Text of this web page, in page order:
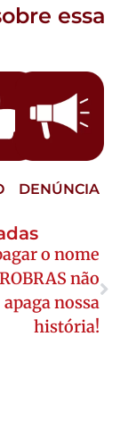
essa
DENÚNCIA
o nome
não
apaga nossa
história!